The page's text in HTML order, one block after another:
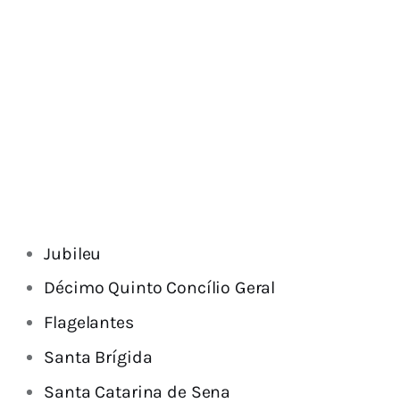
Jubileu
Décimo Quinto Concílio Geral
Flagelantes
Santa Brígida
Santa Catarina de Sena